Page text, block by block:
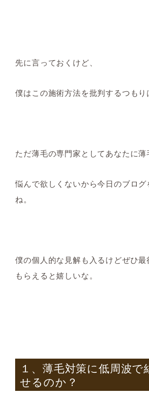
先に言っておくけど、
僕はこの施術方法を批判するつもり
ただ薄毛の専門家としてあなたに
悩んで欲しくないから今日のブログ
ね。
僕の個人的な見解も入るけどぜひ
もらえると嬉しいな。
１、薄毛対策に低周波で
せるのか？